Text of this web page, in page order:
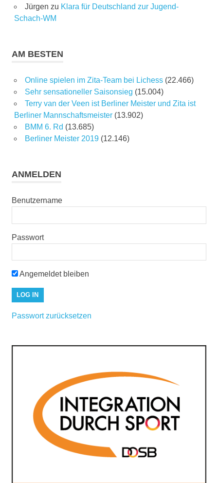
Jürgen zu Klara für Deutschland zur Jugend-
Schach-WM
AM BESTEN
Online spielen im Zita-Team bei Lichess (22.466)
Sehr sensationeller Saisonsieg (15.004)
Terry van der Veen ist Berliner Meister und Zita ist
Berliner Mannschaftsmeister (13.902)
BMM 6. Rd (13.685)
Berliner Meister 2019 (12.146)
ANMELDEN
Benutzername
Passwort
Angemeldet bleiben
Passwort zurücksetzen